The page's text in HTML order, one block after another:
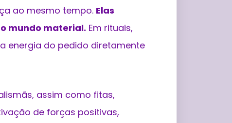
ao mesmo tempo. Elas
mundo material. Em rituais,
energia do pedido diretamente
assim como fitas,
de forças positivas,